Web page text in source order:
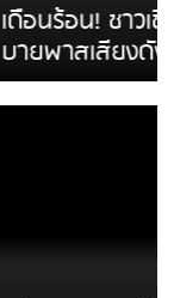
สีขาวซิ่ง
ญ